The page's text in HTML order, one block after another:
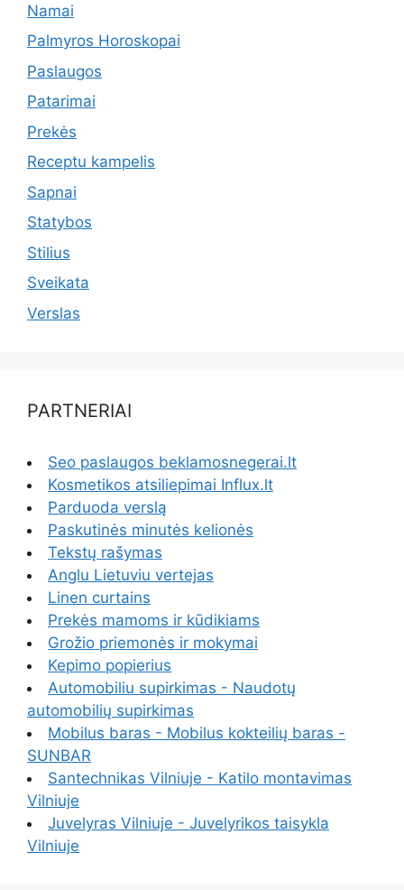
Namai
Palmyros Horoskopai
Paslaugos
Patarimai
Prekės
Receptu kampelis
Sapnai
Statybos
Stilius
Sveikata
Verslas
PARTNERIAI
Seo paslaugos beklamosnegerai.lt
Kosmetikos atsiliepimai Influx.lt
Parduoda verslą
Paskutinės minutės kelionės
Tekstų rašymas
Anglu Lietuviu vertejas
Linen curtains
Prekės mamoms ir kūdikiams
Grožio priemonės ir mokymai
Kepimo popierius
Automobiliu supirkimas - Naudotų
automobilių supirkimas
Mobilus baras - Mobilus kokteilių baras -
SUNBAR
Santechnikas Vilniuje - Katilo montavimas
Vilniuje
Juvelyras Vilniuje - Juvelyrikos taisykla
Vilniuje